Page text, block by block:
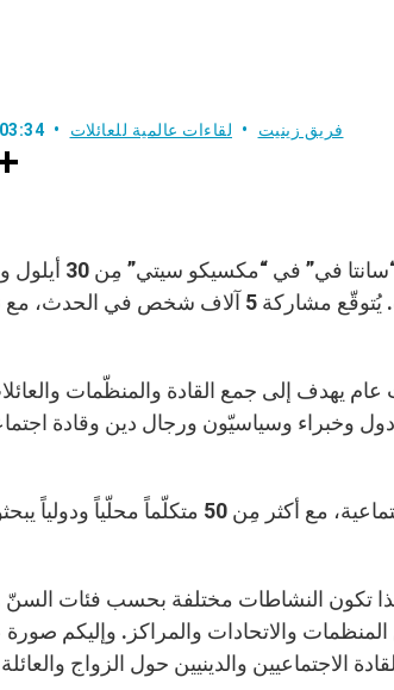
فريق زينيت لقاءات عالمية للعائلات
2022، بحسب ما أورد الخبر القسم الإنكليزي من زينيت. يُتوقّع
يهدف إلى جمع القادة والمنظّمات
وخبراء وسياسيّون ورجال دين وقادة
إنّ عنوان لقاء هذه السنة مبنيّ على الإيمان والعلوم
لذا تكون النشاطات مختلفة بحسب فئات
والاتحادات والمراكز. وإليكم
والدينيين حول الزواج والعائلة